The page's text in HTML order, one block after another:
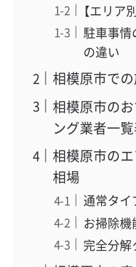
【エリア
駐車事
の違い
相模原市で
相模原市の
ング業者一
相模原市の
相場
通常タイ
お掃除機
完全分解